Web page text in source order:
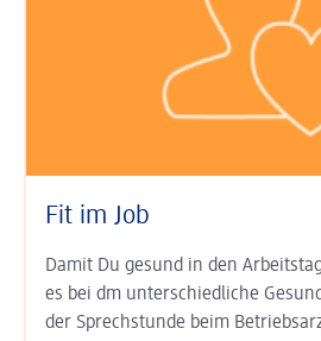
Fit im Job
Damit Du gesund in den
es bei dm unter­schied­liche
der Sprech­stunde beim